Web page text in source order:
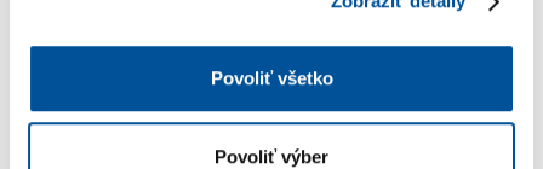
Povoliť všetko
Povoliť výber